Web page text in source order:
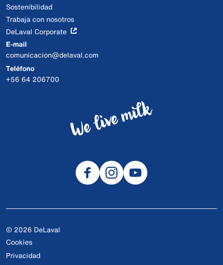
Sostenibilidad
Trabaja con nosotros
DeLaval Corporate
E-mail
comunicacion@delaval.com
Teléfono
+56 64 206700
© 2026 DeLaval
Cookies
Privacidad